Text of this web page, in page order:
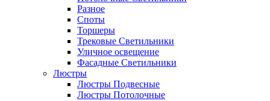
Разное
Споты
Торшеры
Трековые Светильники
Уличное освещение
Фасадные Светильники
Люстры
Люстры Подвесные
Люстры Потолочные